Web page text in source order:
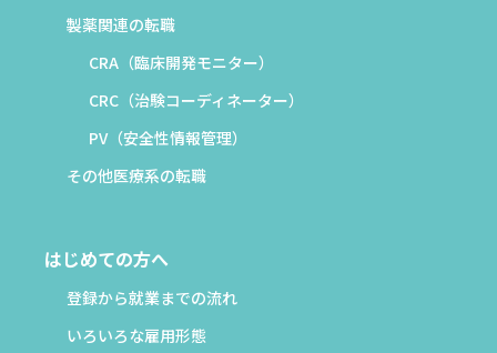
製薬関連の転職
CRA（臨床開発モニター）
CRC（治験コーディネーター）
PV（安全性情報管理）
その他医療系の転職
はじめての方へ
登録から就業までの流れ
いろいろな雇用形態